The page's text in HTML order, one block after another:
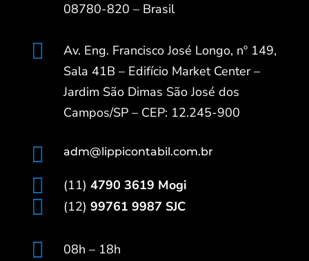
08780-820 – Brasil

Av. Eng. Francisco José Longo, nº 149,
Sala 41B – Edifício Market Center –
Jardim São Dimas São José dos
Campos/SP – CEP: 12.245-900
 adm@lippicontabil.com.br
 (11) 4790 3619 Mogi
 (12) 99761 9987 SJC
 08h – 18h